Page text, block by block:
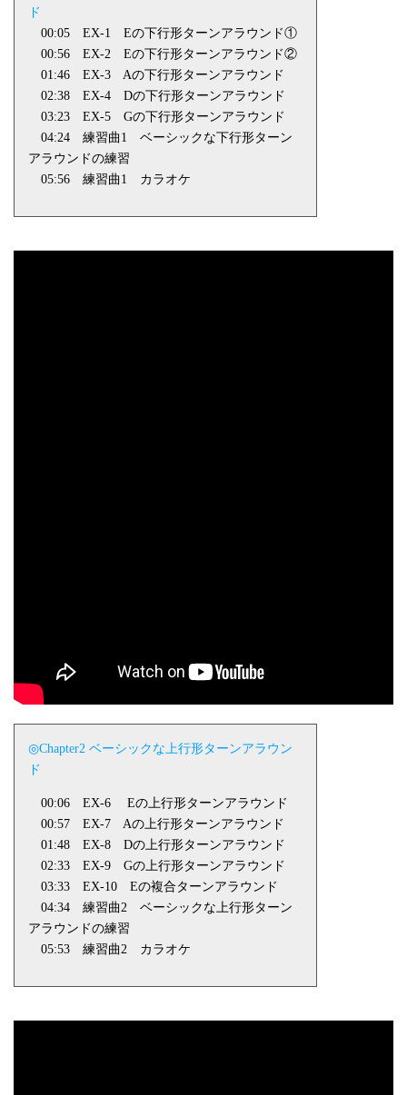
ド
00:05 EX-1 Eの下行形ターンアラウンド①
00:56 EX-2 Eの下行形ターンアラウンド②
01:46 EX-3 Aの下行形ターンアラウンド
02:38 EX-4 Dの下行形ターンアラウンド
03:23 EX-5 Gの下行形ターンアラウンド
04:24 練習曲 1 ベーシックな下行形ターン
アラウンドの練習
05:56 練習曲 1 カラオケ
◎Chapter2 ベーシックな上行形ターンアラウン
ド
00:06 EX-6 Eの上行形ターンアラウンド
00:57 EX-7 Aの上行形ターンアラウンド
01:48 EX-8 Dの上行形ターンアラウンド
02:33 EX-9 Gの上行形ターンアラウンド
03:33 EX-10 Eの複合ターンアラウンド
04:34 練習曲2 ベーシックな上行形ターン
アラウンドの練習
05:53 練習曲2 カラオケ